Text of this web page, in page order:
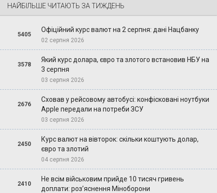
НАЙБІЛЬШЕ ЧИТАЮТЬ ЗА ТИЖДЕНЬ
5405
Офіційний курс валют на 2 серпня: дані Нацбанку
02 серпня 2026
3578
Який курс долара, євро та злотого встановив НБУ на
3 серпня
03 серпня 2026
2676
Сховав у рейсовому автобусі: конфісковані ноутбуки
Apple передали на потреби ЗСУ
03 серпня 2026
2450
Курс валют на вівторок: скільки коштують долар,
євро та злотий
04 серпня 2026
2410
Не всім військовим прийде 10 тисяч гривень
доплати: роз’яснення Міноборони